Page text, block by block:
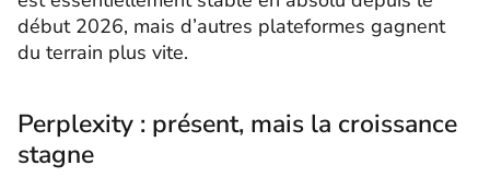
début 2026, mais d’autres plateformes gagnent
du terrain plus vite.
Perplexity : présent, mais la croissance
stagne